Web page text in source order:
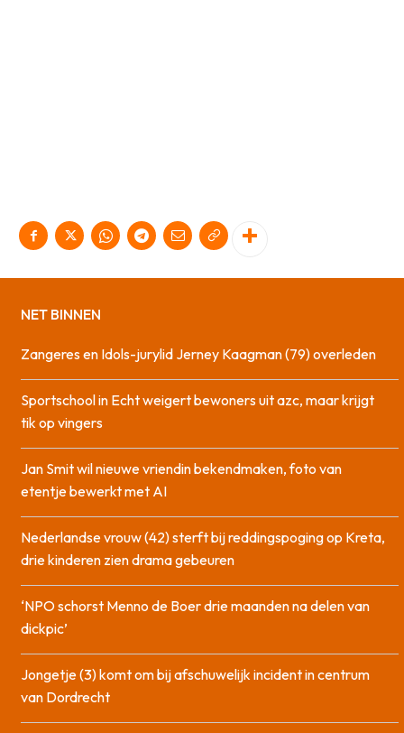
NET BINNEN
Zangeres en Idols-jurylid Jerney Kaagman (79) overleden
Sportschool in Echt weigert bewoners uit azc, maar krijgt
tik op vingers
Jan Smit wil nieuwe vriendin bekendmaken, foto van
etentje bewerkt met AI
Nederlandse vrouw (42) sterft bij reddingspoging op Kreta,
drie kinderen zien drama gebeuren
‘NPO schorst Menno de Boer drie maanden na delen van
dickpic’
Jongetje (3) komt om bij afschuwelijk incident in centrum
van Dordrecht